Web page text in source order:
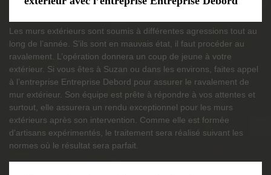
Les murs extérieurs sont soumis à différentes agressions tout au
long de l’année. S’ils sont en mauvais état, il faut procéder au
ravalement. L’opération donnera un coup de jeune à votre
extérieur. Si vous êtes à Suzan ou dans les environs, faites appel
à l’entreprise Entreprise Debord pour assurer le ravalement de
mur extérieur. Son équipe est prête à répondre à vos attentes et
surtout, elle assurera un rendu exceptionnel pour les murs
extérieurs après son intervention. Comme elle est formée
d'artisans expérimentés, le traitement sera réalisé suivant les
normes où le résultat sera parfait.